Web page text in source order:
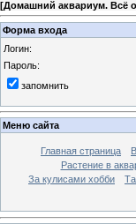
[Домашний аквариум. Всё
Форма входа
Логин:
Пароль:
запомнить
Меню сайта
Главная страница
Растение в
За кулисами хобби